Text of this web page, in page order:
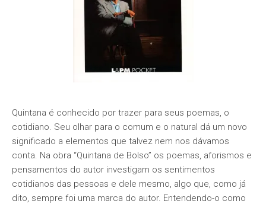
Quintana é conhecido por trazer para seus poemas, o
cotidiano. Seu olhar para o comum e o natural dá um novo
significado a elementos que talvez nem nos dávamos
conta. Na obra “Quintana de Bolso” os poemas, aforismos e
pensamentos do autor investigam os sentimentos
cotidianos das pessoas e dele mesmo, algo que, como já
dito, sempre foi uma marca do autor. Entendendo-o como